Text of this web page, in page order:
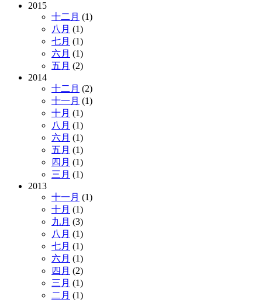
2015
十二月 (1)
八月 (1)
七月 (1)
六月 (1)
五月 (2)
2014
十二月 (2)
十一月 (1)
十月 (1)
八月 (1)
六月 (1)
五月 (1)
四月 (1)
三月 (1)
2013
十一月 (1)
十月 (1)
九月 (3)
八月 (1)
七月 (1)
六月 (1)
四月 (2)
三月 (1)
二月 (1)